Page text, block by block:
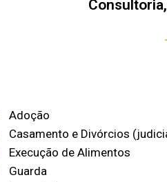
Adoção
Casamento e Divórcios
Execução de Alimentos
Guarda